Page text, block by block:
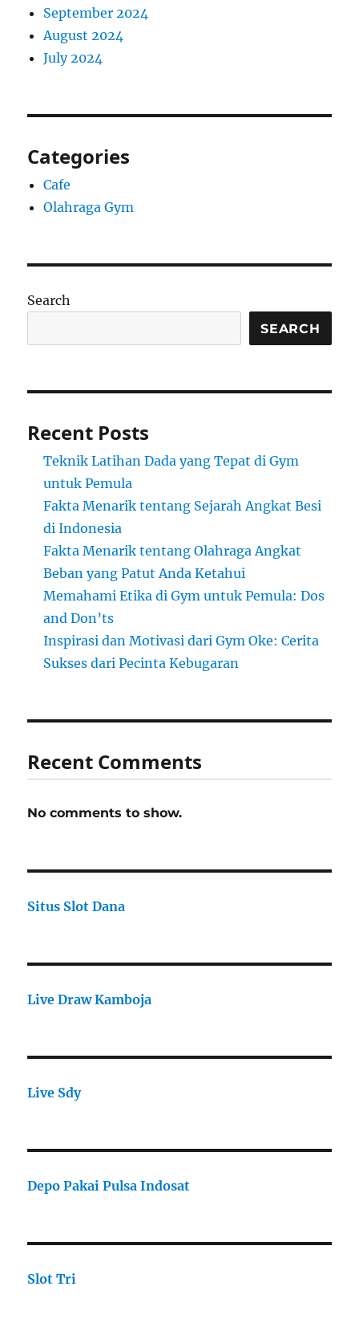
September 2024
August 2024
July 2024
Categories
Cafe
Olahraga Gym
Search
SEARCH
Recent Posts
Teknik Latihan Dada yang Tepat di Gym
untuk Pemula
Fakta Menarik tentang Sejarah Angkat Besi
di Indonesia
Fakta Menarik tentang Olahraga Angkat
Beban yang Patut Anda Ketahui
Memahami Etika di Gym untuk Pemula: Dos
and Don’ts
Inspirasi dan Motivasi dari Gym Oke: Cerita
Sukses dari Pecinta Kebugaran
Recent Comments
No comments to show.
Situs Slot Dana
Live Draw Kamboja
Live Sdy
Depo Pakai Pulsa Indosat
Slot Tri